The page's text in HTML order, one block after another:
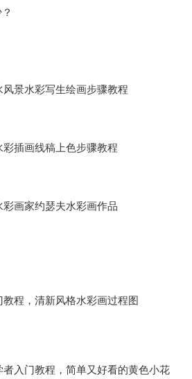
风景水彩写生绘画步骤教程
彩插画线稿上色步骤教程
彩画家约瑟夫水彩画作品
教程，清新风格水彩画过程图
者入门教程，简单又好看的黄色小花